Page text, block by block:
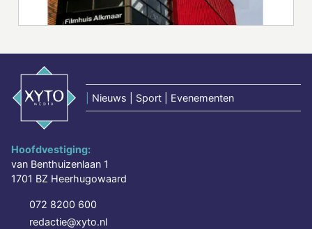
Nieuws | Sport | Evenementen
Hoofdvestiging:
van Benthuizenlaan 1
1701 BZ Heerhugowaard
072 8200 600
redactie@xyto.nl